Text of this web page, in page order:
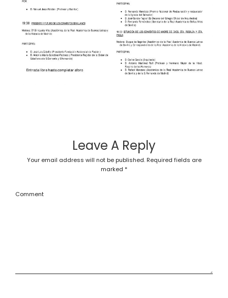
Leave A Reply
Your email address will not be published. Required fields are
marked *
Comment